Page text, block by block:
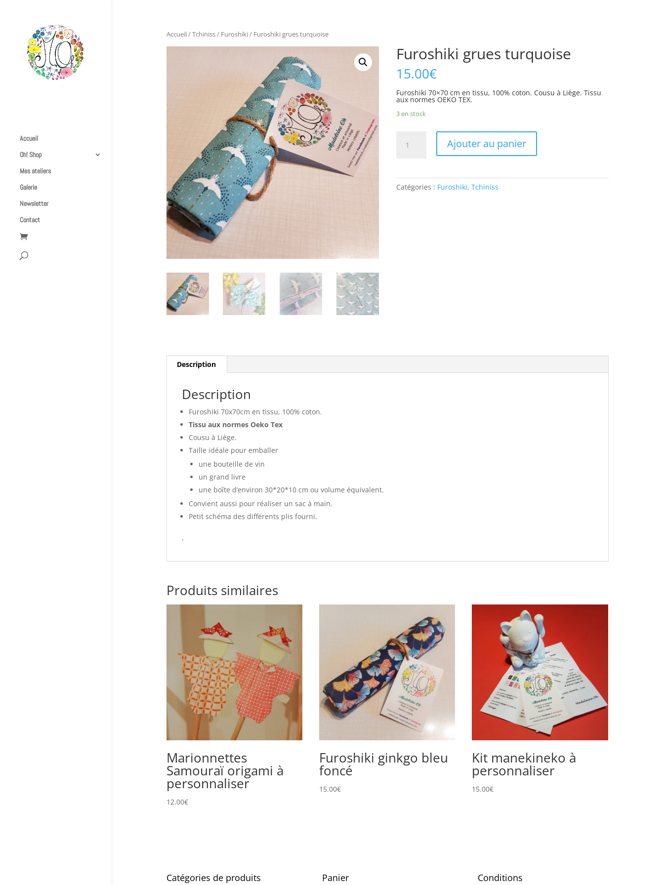
Accueil
Oh! Shop
Mes ateliers
Galerie
Newsletter
Contact
Accueil/Tchiniss/ Furoshiki/ Furoshiki grues turquoise
Furoshiki grues turquoise
15.00€
Furoshiki 70×70 cm en tissu, 100% coton. Cousu à Liège. Tissu
aux normes OEKO TEX.
3 en stock
turquoise
Ajouter au panier
Catégories : Furoshiki,Tchiniss
Description
Description
Furoshiki 70x70cm en tissu, 100% coton.
Tissu aux normes Oeko Tex
Cousu à Liège.
Taille idéale pour emballer
une bouteille de vin
un grand livre
une boîte d’environ 30*20*10 cm ou volume équivalent.
Convient aussi pour réaliser un sac à main.
Petit schéma des différents plis fourni.
.
Produits similaires
Marionnettes
Samouraï origami à
personnaliser
12.00€
Furoshiki ginkgo bleu
foncé
15.00€
Kit manekineko à
personnaliser
15.00€
Catégories de produits Panier Conditions